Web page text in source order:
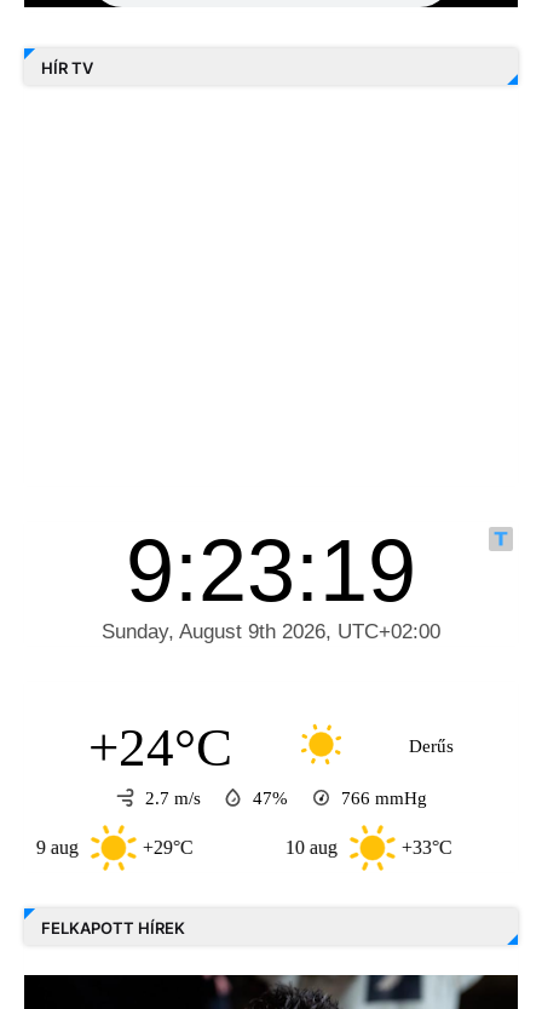
HÍR TV
+24°C Derűs
2.7 m/s 47% 766 mmHg
+29°C +33°C
FELKAPOTT HÍREK